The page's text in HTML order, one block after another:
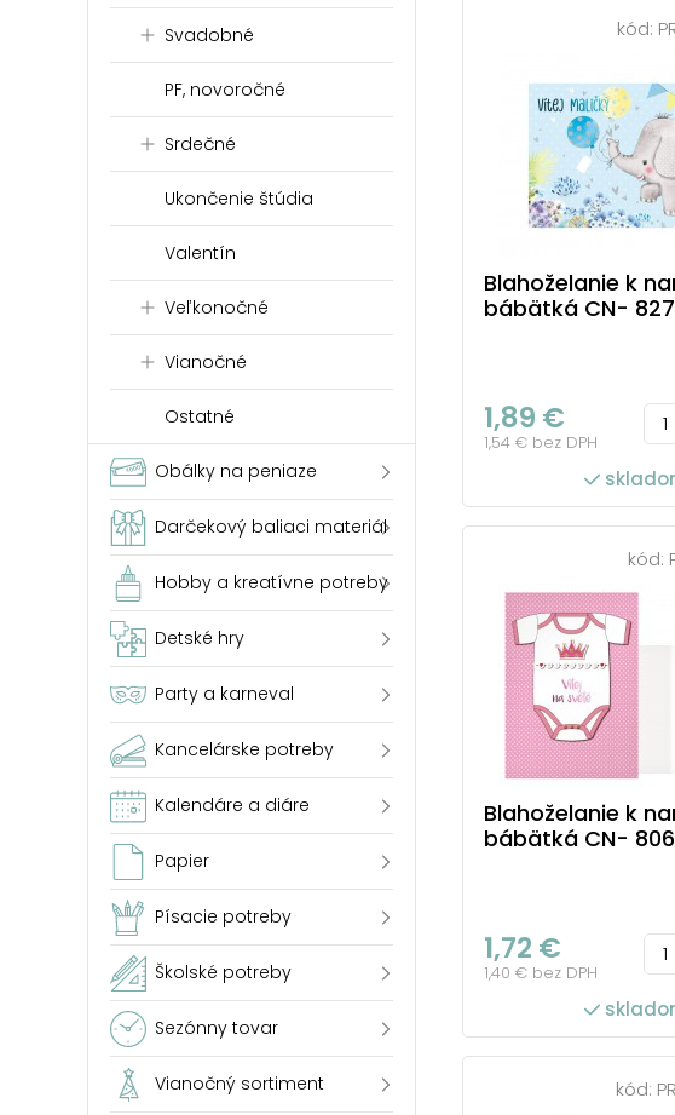
Svadobné
PF, novoročné
Srdečné
Ukončenie štúdia
Valentín
Veľkonočné
Vianočné
Ostatné
Obálky na peniaze
Darčekový baliaci materiál
Hobby a kreatívne potreby
Detské hry
Party a karneval
Kancelárske potreby
Kalendáre a diáre
Papier
Písacie potreby
Školské potreby
Sezónny tovar
Vianočný sortiment
kód:
Blahoželanie k
bábätká CN- 827
1,89 €
1,54 € bez DPH
kód:
Blahoželanie k
bábätká CN- 806
1,72 €
1,40 € bez DPH
kód: